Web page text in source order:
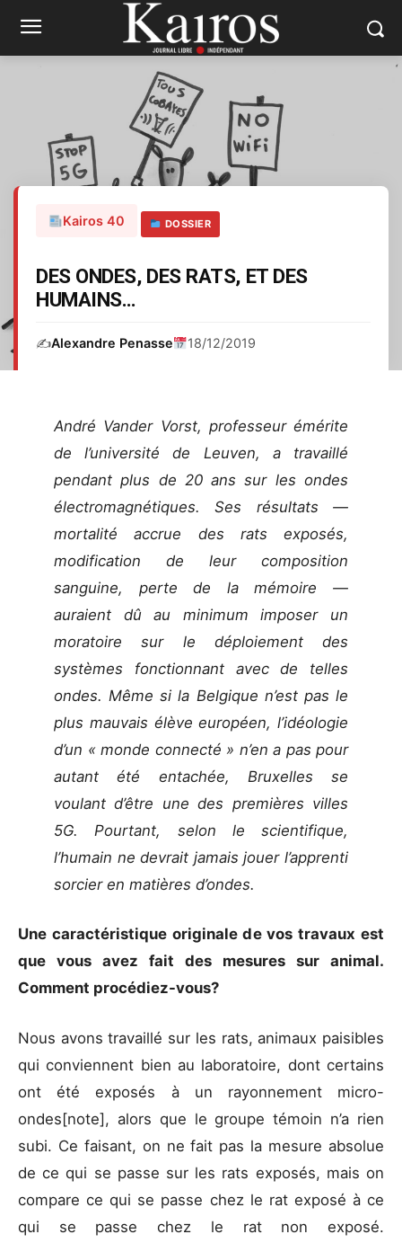
Kairos 40 DOSSIER
DES ONDES, DES RATS, ET DES
HUMAINS…
✍️Alexandre Penasse 18/12/2019
André Vander Vorst, professeur émérite
de l’université de Leuven, a travaillé
pendant plus de 20 ans sur les ondes
électromagnétiques. Ses résultats —
mortalité accrue des rats exposés,
modification de leur composition
sanguine, perte de la mémoire —
auraient dû au minimum imposer un
moratoire sur le déploiement des
systèmes fonctionnant avec de telles
ondes. Même si la Belgique n’est pas le
plus mauvais élève européen, l’idéologie
d’un « monde connecté » n’en a pas pour
autant été entachée, Bruxelles se
voulant d’être une des premières villes
5G. Pourtant, selon le scientifique,
l’humain ne devrait jamais jouer l’apprenti
sorcier en matières d’ondes.
Une caractéristique originale de vos travaux est
que vous avez fait des mesures sur animal.
Comment procédiez-vous?
Nous avons travaillé sur les rats, animaux paisibles
qui conviennent bien au laboratoire, dont certains
ont été exposés à un rayonnement micro-
ondes[note], alors que le groupe témoin n’a rien
subi. Ce faisant, on ne fait pas la mesure absolue
de ce qui se passe sur les rats exposés, mais on
compare ce qui se passe chez le rat exposé à ce
qui se passe chez le rat non exposé.